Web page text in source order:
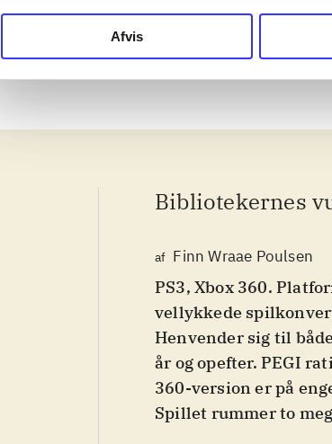
Afvis
clone wars
TT
Bibliotekernes
af Finn Wraae Poulsen
PS3, Xbox 360.
vellykkede
Henvender sig til
år og opefter. PEGI
360-version er på
Spillet rummer to